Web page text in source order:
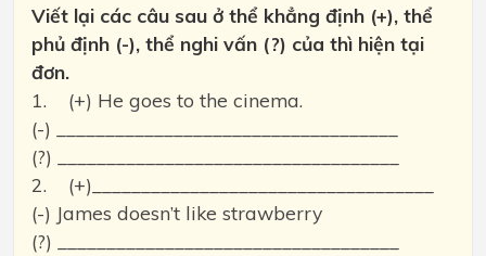
Viết lại các câu sau ở thể khẳng định (+), thể
phủ định (-), thể nghi vấn (?) của thì hiện tại
đơn.
1. (+) He goes to the cinema.
(-) ___________________________________
(?) ___________________________________
2. (+)___________________________________
(-) James doesn’t like strawberry
(?) ___________________________________